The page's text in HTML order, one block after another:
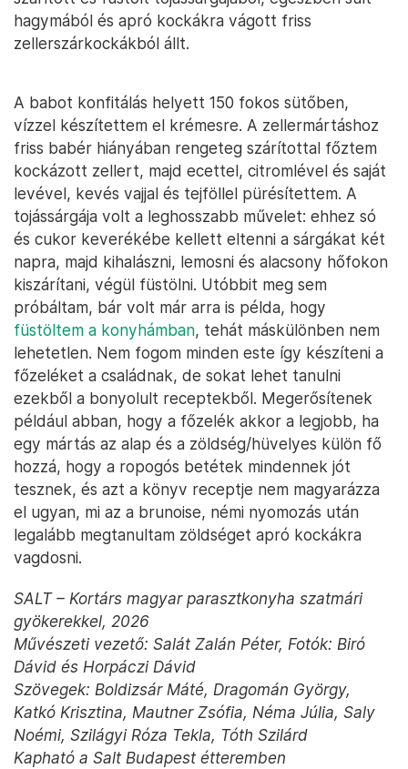
hagymából és apró kockákra vágott friss
zellerszárkockákból állt.
A babot konfitálás helyett 150 fokos sütőben,
vízzel készítettem el krémesre. A zellermártáshoz
friss babér hiányában rengeteg szárítottal főztem
kockázott zellert, majd ecettel, citromlével és saját
levével, kevés vajjal és tejföllel pürésítettem. A
tojássárgája volt a leghosszabb művelet: ehhez só
és cukor keverékébe kellett eltenni a sárgákat két
napra, majd kihalászni, lemosni és alacsony hőfokon
kiszárítani, végül füstölni. Utóbbit meg sem
próbáltam, bár volt már arra is példa, hogy
füstöltem a konyhámban, tehát máskülönben nem
lehetetlen. Nem fogom minden este így készíteni a
főzeléket a családnak, de sokat lehet tanulni
ezekből a bonyolult receptekből. Megerősítenek
például abban, hogy a főzelék akkor a legjobb, ha
egy mártás az alap és a zöldség/hüvelyes külön fő
hozzá, hogy a ropogós betétek mindennek jót
tesznek, és azt a könyv receptje nem magyarázza
el ugyan, mi az a brunoise, némi nyomozás után
legalább megtanultam zöldséget apró kockákra
vagdosni.
SALT – Kortárs magyar parasztkonyha szatmári
gyökerekkel, 2026
Művészeti vezető: Salát Zalán Péter, Fotók: Biró
Dávid és Horpáczi Dávid
Szövegek: Boldizsár Máté, Dragomán György,
Katkó Krisztina, Mautner Zsófia, Néma Júlia, Saly
Noémi, Szilágyi Róza Tekla, Tóth Szilárd
Kapható a Salt Budapest étteremben